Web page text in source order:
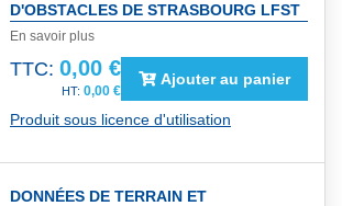
D'OBSTACLES DE STRASBOURG LFST
En savoir plus
TTC: 0,00 €
0,00 €
Ajouter au panier
Produit sous licence d'utilisation
DONNÉES DE TERRAIN ET